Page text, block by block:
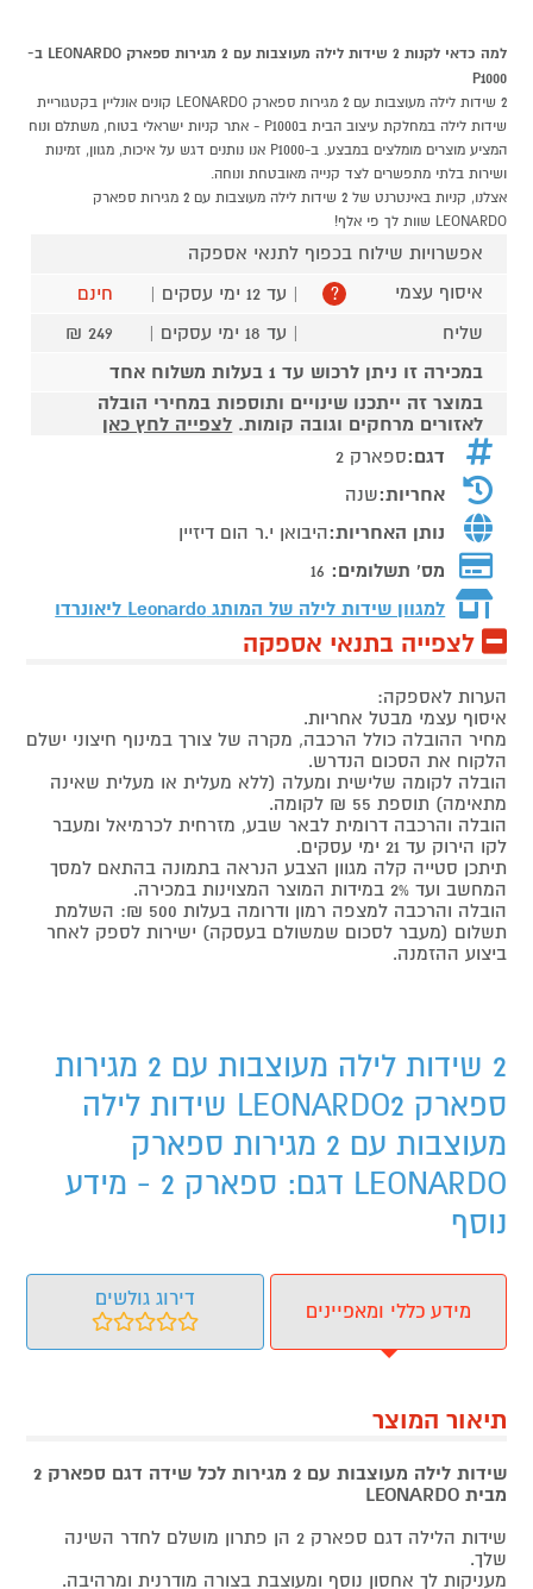
למה כדאי לקנות 2 שידות לילה מעוצבות עם 2 מגירות ספארק LEONARDO ב-
P1000
2 שידות לילה מעוצבות עם 2 מגירות ספארק LEONARDO קונים אונליין בקטגוריית
שידות לילה במחלקת עיצוב הבית בP1000 - אתר קניות ישראלי בטוח, משתלם ונוח
המציע מוצרים מומלצים במבצע. ב-P1000 אנו נותנים דגש על איכות, מגוון, זמינות
ושירות בלתי מתפשרים לצד קנייה מאובטחת ונוחה.
אצלנו, קניות באינטרנט של 2 שידות לילה מעוצבות עם 2 מגירות ספארק
LEONARDO שוות לך פי אלף!
אפשרויות שילוח בכפוף לתנאי אספקה
איסוף עצמי
? | עד 12 ימי עסקים |
חינם
שליח
| עד 18 ימי עסקים |
249 ₪
במכירה זו ניתן לרכוש עד 1 בעלות משלוח אחד
במוצר זה ייתכנו שינויים ותוספות במחירי הובלה
לאזורים מרחקים וגובה קומות. לצפייה לחץ כאן
דגם:ספארק 2
אחריות:שנה
נותן האחריות:היבואן י.ר הום דיזיין
מס' תשלומים: 16
למגוון שידות לילה של המותג Leonardo ליאונרדו
לצפייה בתנאי אספקה
הערות לאספקה:
איסוף עצמי מבטל אחריות.
מחיר ההובלה כולל הרכבה, מקרה של צורך במינוף חיצוני ישלם
הלקוח את הסכום הנדרש.
הובלה לקומה שלישית ומעלה (ללא מעלית או מעלית שאינה
מתאימה) תוספת 55 ₪ לקומה.
הובלה והרכבה דרומית לבאר שבע, מזרחית לכרמיאל ומעבר
לקו הירוק עד 21 ימי עסקים.
תיתכן סטייה קלה מגוון הצבע הנראה בתמונה בהתאם למסך
המחשב ועד 2% במידות המוצר המצוינות במכירה.
הובלה והרכבה למצפה רמון ודרומה בעלות 500 ₪: השלמת
תשלום (מעבר לסכום שמשולם בעסקה) ישירות לספק לאחר
ביצוע ההזמנה.
2 שידות לילה מעוצבות עם 2 מגירות
ספארק LEONARDO2 שידות לילה
מעוצבות עם 2 מגירות ספארק
LEONARDO דגם: ספארק 2 - מידע
נוסף
מידע כללי ומאפיינים
דירוג גולשים
תיאור המוצר
שידות לילה מעוצבות עם 2 מגירות לכל שידה דגם ספארק 2
מבית LEONARDO
שידות הלילה דגם ספארק 2 הן פתרון מושלם לחדר השינה
שלך.
מעניקות לך אחסון נוסף ומעוצבת בצורה מודרנית ומרהיבה.